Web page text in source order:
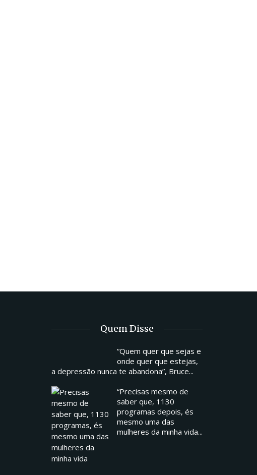
Quem Disse
“Quem quer que sejas e
onde quer que estejas,
a depressão nunca te abandona”, Bruce...
“Precisas mesmo de
saber que, 1130
programas depois, és
mesmo uma das
mulheres da minha vida...